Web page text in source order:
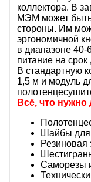
коллектора. В
МЭМ может быть
стороны. Им
эргономичной
в диапазоне
питание на срок
В стандартную
1,5 м и модуль
Всё, что нужно
Шайбы для
Резиновая
Саморезы